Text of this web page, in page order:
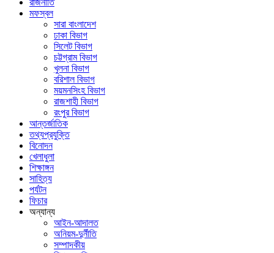
রাজনীতি
মফস্বল
সারা বাংলাদেশ
ঢাকা বিভাগ
সিলেট বিভাগ
চট্টগ্রাম বিভাগ
খুলনা বিভাগ
বরিশাল বিভাগ
ময়মনসিংহ বিভাগ
রাজশাহী বিভাগ
রংপুর বিভাগ
আন্তর্জাতিক
তথ্যপ্রযুক্তি
বিনোদন
খেলাধুলা
শিক্ষাঙ্গন
সাহিত্য
পর্যটন
ফিচার
অন্যান্য
আইন-আদালত
অনিয়ম-দুর্নীতি
সম্পাদকীয়